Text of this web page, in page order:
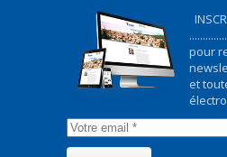
pour
et